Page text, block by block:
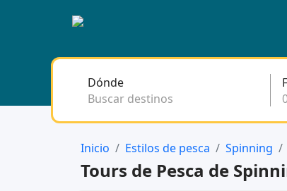
Dónde
Buscar destinos
Inicio Estilos de pesca Spinning
Tours de Pesca de